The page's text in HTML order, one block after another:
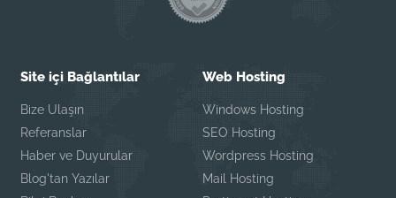
Site içi Bağlantılar
Bize Ulaşın
Referanslar
Haber ve Duyurular
Blog'tan Yazılar
Web Hosting
Windows Hosting
SEO Hosting
Wordpress Hosting
Mail Hosting